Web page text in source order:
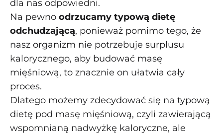
dla nas odpowiedni.
Na pewno odrzucamy typową dietę
odchudzającą, ponieważ pomimo tego, że
nasz organizm nie potrzebuje surplusu
kalorycznego, aby budować masę
mięśniową, to znacznie on ułatwia cały
proces.
Dlatego możemy zdecydować się na typową
dietę pod masę mięśniową, czyli zawierającą
wspomnianą nadwyżkę kaloryczne, ale